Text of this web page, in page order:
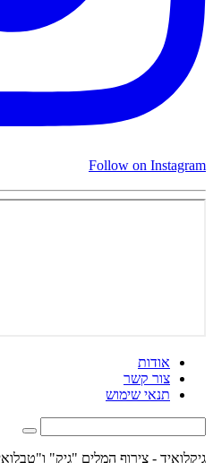
Follow on Instagram
אודות
צור קשר
תנאי שימוש
גיקלואיד - צירוף המלים "גיק"